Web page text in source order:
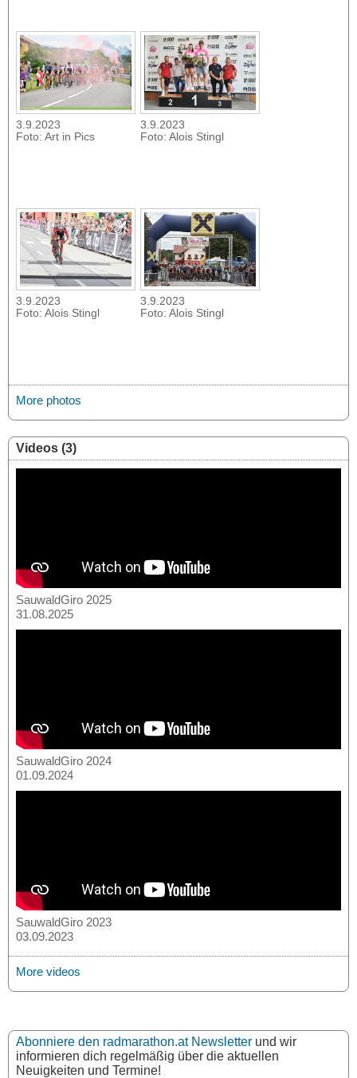
3.9.2023
Foto: Art in Pics
3.9.2023
Foto: Alois Stingl
3.9.2023
Foto: Alois Stingl
3.9.2023
Foto: Alois Stingl
More photos
Videos (3)
SauwaldGiro 2025
31.08.2025
SauwaldGiro 2024
01.09.2024
SauwaldGiro 2023
03.09.2023
More videos
Abonniere den radmarathon.at Newsletter und wir
informieren dich regelmäßig über die aktuellen
Neuigkeiten und Termine!